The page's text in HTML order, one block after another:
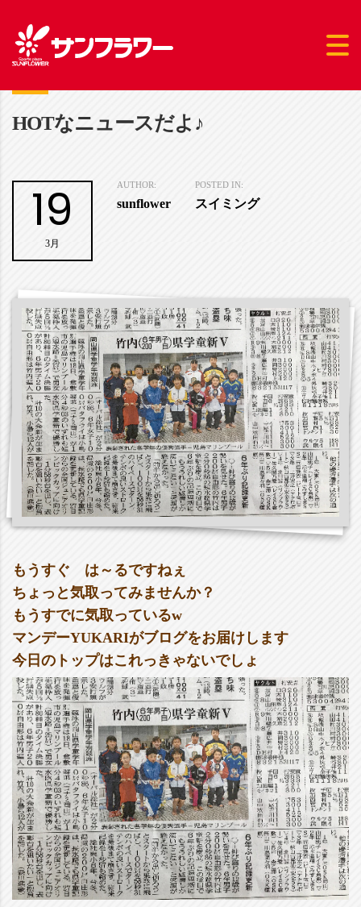
HOTなニュースだよ♪
19
3月
AUTHOR:
sunflower
POSTED IN:
スイミング
もうすぐ は～るですねぇ
ちょっと気取ってみませんか？
もうすでに気取っているw
マンデーYUKARIがブログをお届けします
今日のトップはこれっきゃないでしょ